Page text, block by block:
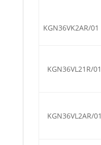
KGN36VK2AR/01
KGN36VL21R/01
KGN36VL2AR/01